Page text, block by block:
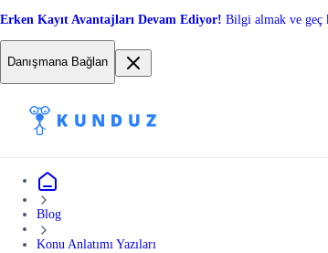
Erken Kayıt Avantajları Devam Ediyor! Bilgi almak ve geç
Danışmana Bağlan
Blog
Konu Anlatımı Yazıları